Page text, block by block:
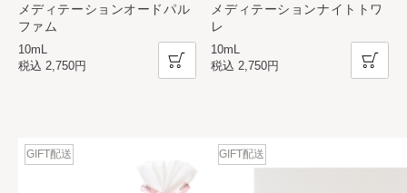
メディテーションオードパル
ファム
10mL
税込 2,750円
メディテーションナイトトワ
レ
10mL
税込 2,750円
GIFT配送 GIFT配送